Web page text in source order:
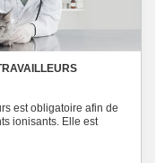
est obligatoire afin de
ionisants. Elle est